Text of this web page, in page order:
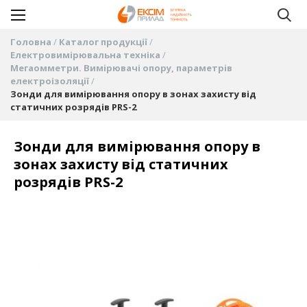
Головна
Каталог продукції
Електровимірювальна техніка
Мегаомметри. Вимірювачі опору, параметрів
електроізоляції
Зонди для вимірювання опору в зонах захисту від
статичних розрядів PRS-2
Зонди для вимірювання опору в
зонах захисту від статичних
розрядів PRS-2